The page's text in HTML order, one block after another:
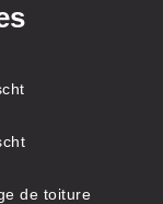
de toiture